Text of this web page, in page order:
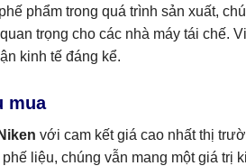
phẩm trong quá trình sản xuất,
trọng cho các nhà máy tái chế.
kinh tế đáng kể.
mua
với cam kết giá cao nhất thị
liệu, chúng vẫn mang một giá trị